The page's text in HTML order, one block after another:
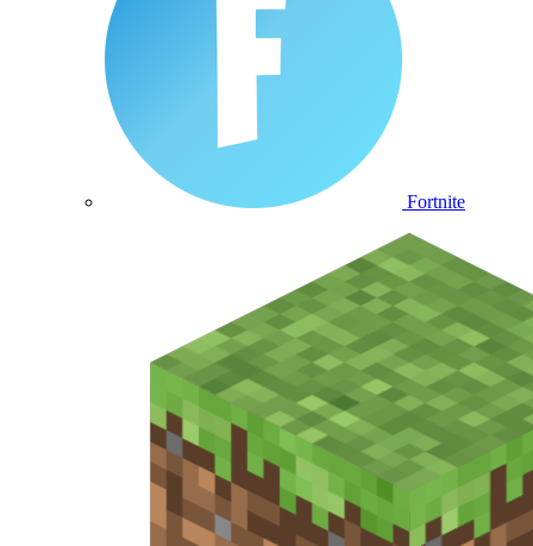
Fortnite